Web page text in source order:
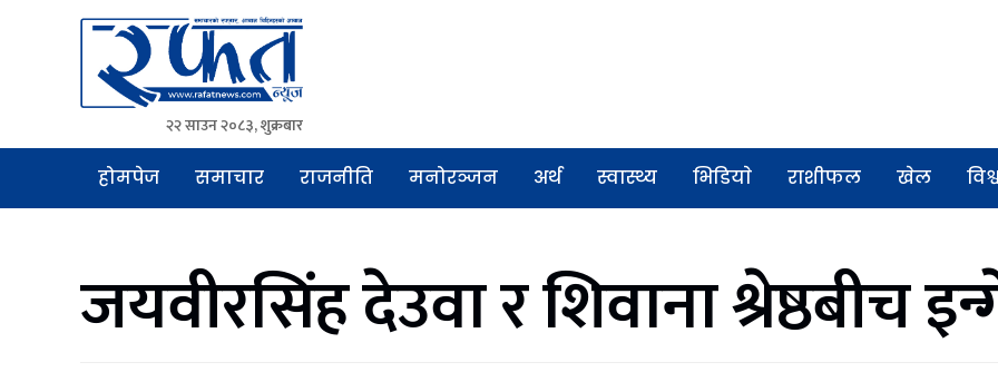
Rafat News
समाचारको रफ्तार, आवाज बिहिनहरुको आवाज
२२ साउन २०८३, शुक्रबार
होमपेज समाचार राजनीति मनोरञ्जन अर्थ स्वास्थ्य भिडियाे राशीफल खेल
जयवीरसिंह देउवा र शिवाना श्रेष्ठबीच